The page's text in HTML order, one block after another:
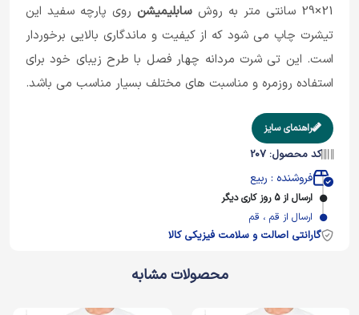
21×29 سانتی متر به روش
سابلیمیشنروی پارچه سفید این
تیشرت چاپ می شود که از کیفیت و ماندگاری بالایی برخوردار
است. این تی شرت مردانه چهار فصل با طرح زیبای خود برای
استفاده روزمره و مناسبت های مختلف بسیار مناسب می باشد.
راهنمای سایز
کد محصول: 207
فروشنده : ربیع
ارسال از 5 روز کاری دیگر
ارسال از قم ، قم
گارانتی اصالت و سلامت فیزیکی کالا
محصولات مشابه